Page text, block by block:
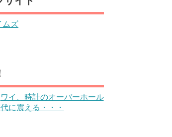
ムズ
ワイ、時計のオーバーホール
代に震える・・・